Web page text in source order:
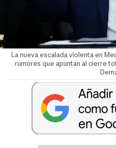
La nueva escalada violenta en
rumores que apuntan al cierre